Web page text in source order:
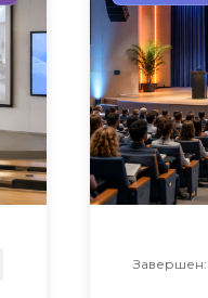
Завершен: